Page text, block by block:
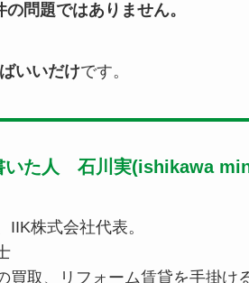
問題ではありません。
いいだけです。
いた人 石川実(ishikawa
IIK株式会社代表。
買取、リフォーム賃貸を手掛け